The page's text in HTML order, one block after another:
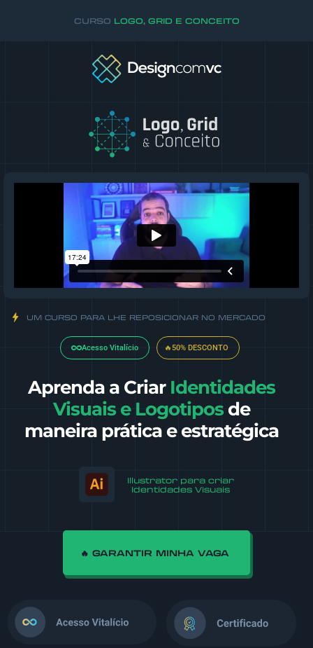
CURSO LOGO, GRID E CONCEITO
Acesso Vitalício 🔥50% DESCONTO
Aprenda a Criar Identidades
Visuais e Logotiposde
maneira prática e estratégica
Illustrator para criar
Identidades Visuais
🔥 GARANTIR MINHA VAGA
UM CURSO PARA LHE REPOSICIONAR NO MERCADO